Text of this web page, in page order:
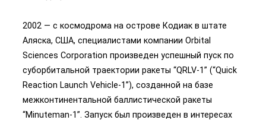
2002 — с космодрома на острове Кодиак в штате
Аляска, США, специалистами компании Orbital
Sciences Corporation произведен успешный пуск по
суборбитальной траектории ракеты “QRLV-1” (“Quick
Reaction Launch Vehicle-1”), созданной на базе
межконтинентальной баллистической ракеты
“Minuteman-1”. Запуск был произведен в интересах